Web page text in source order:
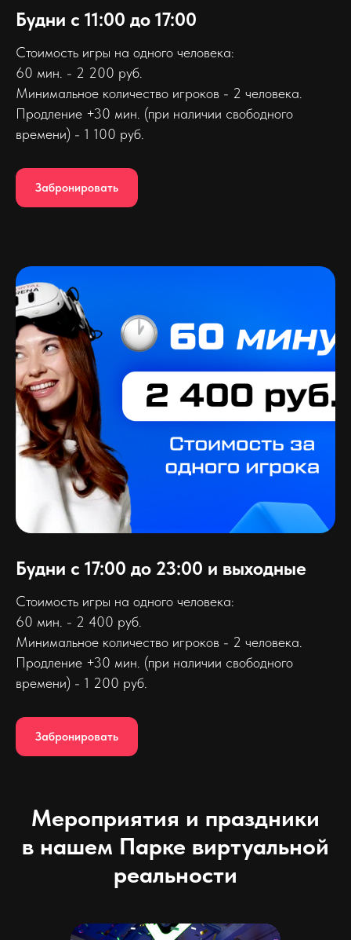
Будни с 11:00 до 17:00
Стоимость игры на одного человека:
60 мин. - 2 200 руб.
Минимальное количество игроков - 2 человека.
Продление +30 мин. (при наличии свободного
времени) - 1 100 руб.
Забронировать
Будни с 17:00 до 23:00 и выходные
Стоимость игры на одного человека:
60 мин. - 2 400 руб.
Минимальное количество игроков - 2 человека.
Продление +30 мин. (при наличии свободного
времени) - 1 200 руб.
Забронировать
Мероприятия и праздники
в нашем Парке виртуальной
реальности